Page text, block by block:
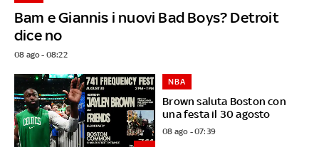
Bam e Giannis i nuovi Bad Boys? Detroit
dice no
08 ago - 08:22
Brown saluta Boston con
una festa il 30 agosto
NBA
08 ago - 07:39